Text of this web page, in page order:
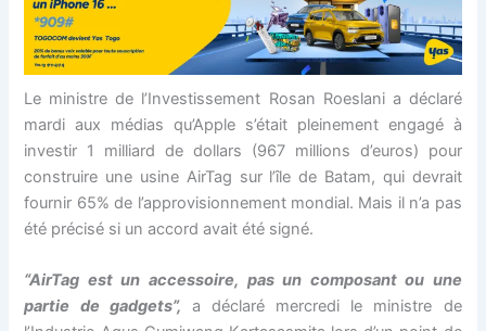
Le ministre de l’Investissement Rosan Roeslani a déclaré
mardi aux médias qu’Apple s’était pleinement engagé à
investir 1 milliard de dollars (967 millions d’euros) pour
construire une usine AirTag sur l’île de Batam, qui devrait
fournir 65% de l’approvisionnement mondial. Mais il n’a pas
été précisé si un accord avait été signé.
“AirTag est un accessoire, pas un composant ou une
partie de gadgets”, a déclaré mercredi le ministre de